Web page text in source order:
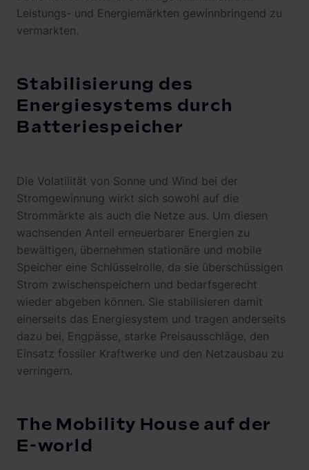
Leistungs- und Energiemärkten gewinnbringend zu
vermarkten.
Stabilisierung des
Energiesystems durch
Batteriespeicher
Die Volatilität von Sonne und Wind bei der
Stromgewinnung wirkt sich sowohl auf die
Strommärkte als auch die Netze aus. Um diesen
wachsenden Anteil erneuerbarer Energien zu
bewältigen, übernehmen stationäre und mobile
Speicher eine Schlüsselrolle, da sie überschüssigen
Strom zwischenspeichern und bedarfsgerecht
wieder abgeben können. Sie stabilisieren damit
einerseits das Energiesystem und tragen anderseits
dazu bei, Engpässe, starke Preisausschläge, den
Einsatz fossiler Kraftwerke und den Netzausbau zu
verringern.
The Mobility House auf der
E-world